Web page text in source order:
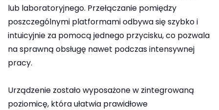
lub laboratoryjnego. Przełączanie pomiędzy
poszczególnymi platformami odbywa się szybko i
intuicyjnie za pomocą jednego przycisku, co pozwala
na sprawną obsługę nawet podczas intensywnej
pracy.
Urządzenie zostało wyposażone w zintegrowaną
poziomicę, która ułatwia prawidłowe